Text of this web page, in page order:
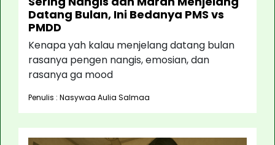
Datang Bulan, Ini Bedanya PMS vs
PMDD
Kenapa yah kalau menjelang datang bulan
rasanya pengen nangis, emosian, dan
rasanya ga mood
Penulis : Nasywaa Aulia Salmaa